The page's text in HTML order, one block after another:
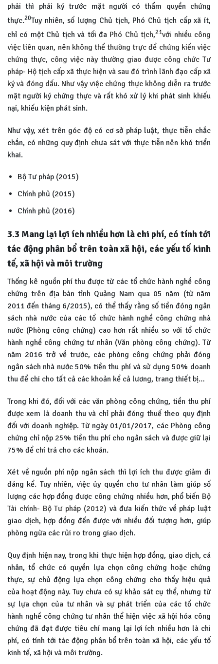
phải thì phải ký trước mặt người có thẩm quyền chứng
thực.20Tuy nhiên, số lượng Chủ tịch, Phó Chủ tịch cấp xã ít,
chỉ có một Chủ tịch và tối đa Phó Chủ tịch,21với nhiều công
việc liên quan, nên không thể thường trực để chứng kiến việc
chứng thực, công việc này thường giao được công chức Tư
pháp- Hộ tịch cấp xã thực hiện và sau đó trình lãnh đạo cấp xã
ký và đóng dấu. Như vậy việc chứng thực không diễn ra trước
mặt người ký chứng thực và rất khó xử lý khi phát sinh khiếu
nại, khiếu kiện phát sinh.
Như vậy, xét trên góc độ có cơ sở pháp luật, thực tiễn chắc
chắn, có những quy định chưa sát với thực tiễn nên khó triển
khai.
Bộ Tư pháp (2015)
Chính phủ (2015)
Chính phủ (2016)
3.3 Mang lại lợi ích nhiều hơn là chi phí, có tính tới
tác động phân bổ trên toàn xã hội, các yếu tố kinh
tế, xã hội và môi trường
Thống kê nguồn phí thu được từ các tổ chức hành nghề công
chứng trên địa bàn tỉnh Quảng Nam qua 05 năm (từ năm
2011 đến tháng 6/2015), có thể thấy rằng số tiền đóng ngân
sách nhà nước của các tổ chức hành nghề công chứng nhà
nước (Phòng công chứng) cao hơn rất nhiều so với tổ chức
hành nghề công chứng tư nhân (Văn phòng công chứng). Từ
năm 2016 trở về trước, các phòng công chứng phải đóng
ngân sách nhà nước 50% tiền thu phí và sử dụng 50% doanh
thu để chi cho tất cả các khoản kể cả lương, trang thiết bị…
Trong khi đó, đối với các văn phòng công chứng, tiền thu phí
được xem là doanh thu và chỉ phải đóng thuế theo quy định
đối với doanh nghiệp. Từ ngày 01/01/2017, các Phòng công
chứng chỉ nộp 25% tiền thu phí cho ngân sách và được giữ lại
75% để chi trả cho các khoản.
Xét về nguồn phí nộp ngân sách thì lợi ích thu được giảm đi
đáng kể. Tuy nhiên, việc ủy quyền cho tư nhân làm giúp số
lượng các hợp đồng được công chứng nhiều hơn, phổ biến Bộ
Tài chính- Bộ Tư pháp (2012) và đưa kiến thức về pháp luật
giao dịch, hợp đồng đến được với nhiều đối tượng hơn, giúp
phòng ngừa các rủi ro trong giao dịch.
Quy định hiện nay, trong khi thực hiện hợp đồng, giao dịch, cá
nhân, tổ chức có quyền lựa chọn công chứng hoặc chứng
thực, sự chủ động lựa chọn công chứng cho thấy hiệu quả
của hoạt động này. Tuy chưa có sự khảo sát cụ thể, nhưng từ
sự lựa chọn của tư nhân và sự phát triển của các tổ chức
hành nghề công chứng tư nhân thể hiện việc xã hội hóa công
chứng đã đạt được tiêu chí mang lại lợi ích nhiều hơn là chi
phí, có tính tới tác động phân bổ trên toàn xã hội, các yếu tố
kinh tế, xã hội và môi trường.